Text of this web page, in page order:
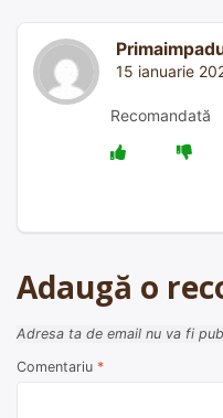
15 ianuarie
Recomandată
Adaugă o
Adresa ta de email nu va fi
Comentariu *